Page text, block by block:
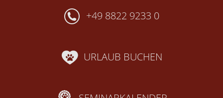
+49 8822 9233 0
URLAUB BUCHEN